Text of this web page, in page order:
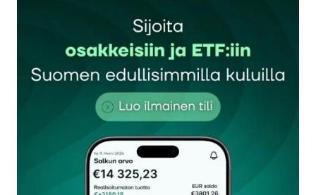
Sähköpostiosoitettasi ei julkaista.Pakolliset
kentät on merkitty*
Kommentti*